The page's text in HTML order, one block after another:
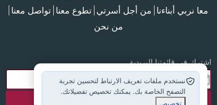
معا نربي أبناءنا من أجل أسرتي تطوع معنا تواصل معنا
من نحن
اشترك في قائمتنا البريدية
نستخدم ملفات تعريف الارتباط لتحسين تجربة
التصفح الخاصة بك. يمكنك تخصيص تفضيلاتك.
تخصيص